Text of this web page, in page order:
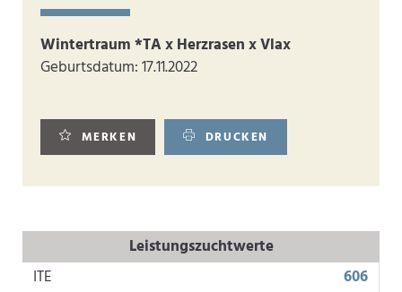
Wintertraum *TA x Herzrasen x Vlax
Geburtsdatum: 17.11.2022
MERKEN DRUCKEN
Leistungszuchtwerte
ITE
606